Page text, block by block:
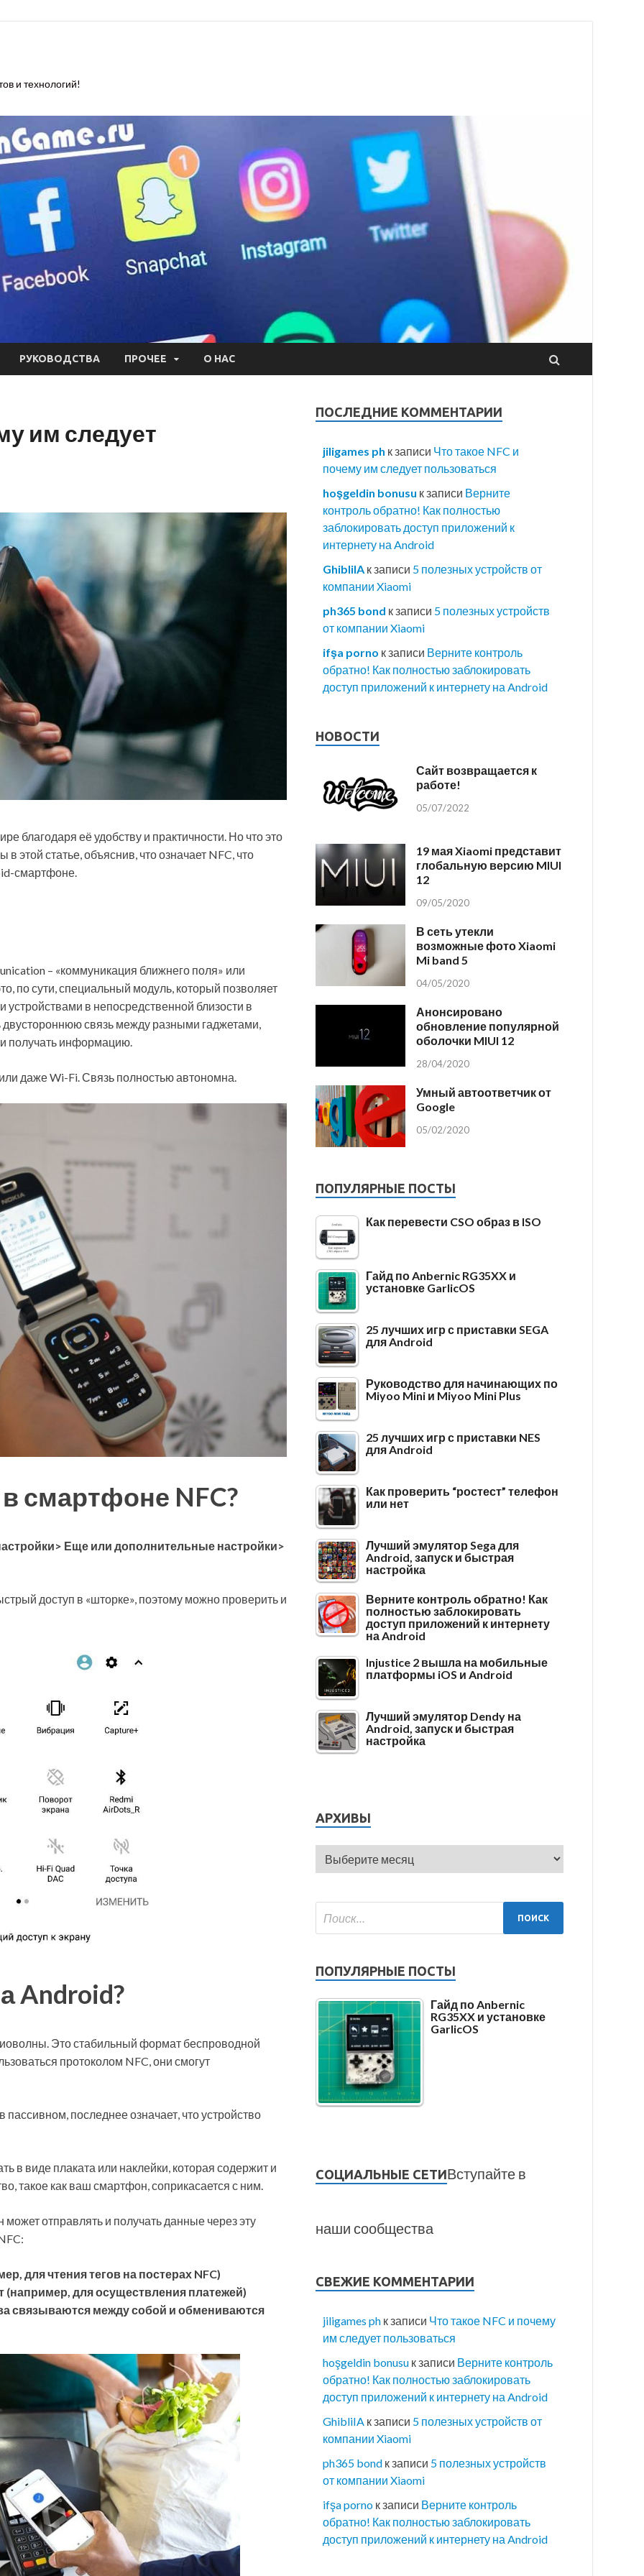
и технологий!
РУКОВОДСТВА ПРОЧЕЕ О НАС
им следует
благодаря её удобству и практичности. Но что это
этой статье, объяснив, что означает NFC, что
смартфоне.
– «коммуникация ближнего поля» или
по сути, специальный модуль, который позволяет
в непосредственной близости в
двустороннюю связь между разными гаджетами,
и получать информацию.
даже Wi-Fi. Связь полностью автономна.
смартфоне NFC?
Еще или дополнительные настройки>
доступ в «шторке», поэтому можно проверить и
Android?
Это стабильный формат беспроводной
протоколом NFC, они смогут
последнее означает, что устройство
в виде плаката или наклейки, которая содержит и
такое как ваш смартфон, соприкасается с ним.
отправлять и получать данные через эту
для чтения тегов на постерах NFC)
(например, для осуществления платежей)
связываются между собой и обмениваются
ПОСЛЕДНИЕ КОММЕНТАРИИ
jiligames ph к записи Что такое NFC и
почему им следует пользоваться
hoşgeldin bonusu к записи Верните
контроль обратно! Как полностью
заблокировать доступ приложений к
интернету на Android
GhibliIA к записи 5 полезных устройств от
компании Xiaomi
ph365 bond к записи 5 полезных устройств
от компании Xiaomi
ifşa porno к записи Верните контроль
обратно! Как полностью заблокировать
доступ приложений к интернету на Android
НОВОСТИ
Сайт возвращается к
работе!
05/07/2022
19 мая Xiaomi представит
глобальную версию MIUI
12
09/05/2020
В сеть утекли
возможные фото Xiaomi
Mi band 5
04/05/2020
Анонсировано
обновление популярной
оболочки MIUI 12
28/04/2020
Умный автоответчик от
Google
05/02/2020
ПОПУЛЯРНЫЕ ПОСТЫ
Как перевести CSO образ в ISO
Гайд по Anbernic RG35XX и
установке GarlicOS
25 лучших игр с приставки SEGA
для Android
Руководство для начинающих по
Miyoo Mini и Miyoo Mini Plus
25 лучших игр с приставки NES
для Android
Как проверить “ростест” телефон
или нет
Лучший эмулятор Sega для
Android, запуск и быстрая
настройка
Верните контроль обратно! Как
полностью заблокировать
доступ приложений к интернету
на Android
Injustice 2 вышла на мобильные
платформы iOS и Android
Лучший эмулятор Dendy на
Android, запуск и быстрая
настройка
АРХИВЫ
ПОПУЛЯРНЫЕ ПОСТЫ
Гайд по Anbernic
RG35XX и установке
GarlicOS
СОЦИАЛЬНЫЕ СЕТИВступайте в
наши сообщества
СВЕЖИЕ КОММЕНТАРИИ
jiligames ph к записи Что такое NFC и почему
им следует пользоваться
hoşgeldin bonusu к записи Верните контроль
обратно! Как полностью заблокировать
доступ приложений к интернету на Android
GhibliIA к записи 5 полезных устройств от
компании Xiaomi
ph365 bond к записи 5 полезных устройств
от компании Xiaomi
ifşa porno к записи Верните контроль
обратно! Как полностью заблокировать
доступ приложений к интернету на Android